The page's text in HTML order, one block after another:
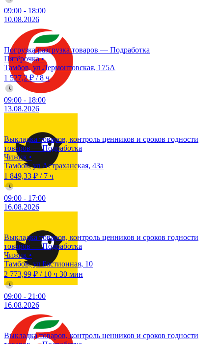
09:00 - 18:00
10.08.2026
Погрузка-разгрузка товаров — Подработка
Пятёрочка•
Тамбов, ул Лермонтовская, 175А
1 527,2 ₽/8 ч
09:00 - 18:00
13.08.2026
Выкладка товаров, контроль ценников и сроков годности
товаров — Подработка
Чижик •
Тамбов, ул Астраханская, 43а
1 849,33 ₽ / 7 ч
09:00 - 17:00
16.08.2026
Выкладка товаров, контроль ценников и сроков годности
товаров — Подработка
Чижик •
Тамбов, ул Бастионная, 10
2 773,99 ₽ / 10 ч 30 мин
09:00 - 21:00
16.08.2026
Выкладка товаров, контроль ценников и сроков годности